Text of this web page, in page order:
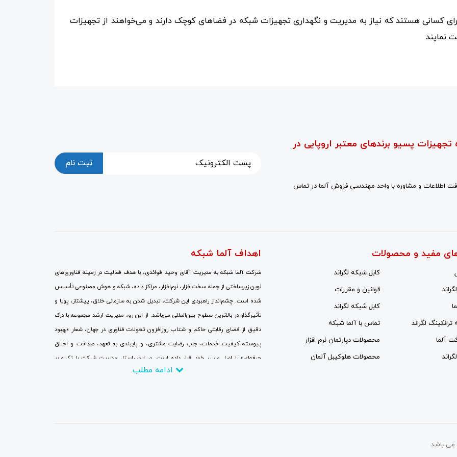
کسانی هستند که نیاز به مدیریت و نگهداری تجهیزات شبکه در فضاهای کوچک دارند و می‌خواهند از تجهیزات
نمایند.
تجهیزات پسیو برندهای معتبر اروپایی در
اطلاعات و مشاوره با واحد مهندسی فروش آلما در تماس
ثبت نام
مفید و محصولات
کابل شبکه لگراند
قوانین و مقررات
کابل شبکه لگراند
ترانکینگ لگراند
تماس با آلما شبکه
آلما
محصولات دپارتمان نرم افزار
محصولات هلوکیبل آلمان
اهداف آلما شبکه
شرکت آلما شبکه به مدیریت آقای وحید فوائدی، با هدف فعالیت در زمینه فناوری‌های
نوین زیرساختی از جمله سخت‌افزار، نرم‌افزار، مراکز داده، شبکه و هوش مصنوعی تأسیس
شده است. چشم‌انداز راهبردی این شرکت، تبدیل شدن به سازمانی خلاق، پیشتاز، پویا و
تأثیرگذار در بالاترین سطوح بین‌المللی می‌باشد. از این رو، مدیریت ارشد مجموعه با درک
دقیق از فضای رقابتی حاکم و شتاب روزافزون تحولات فناوری در جهان، شعار «بهبود
پیوسته کیفیت خدمات، جلب رضایت مشتری، و پایبندی به تعهد، صداقت و اخلاق
حرفه‌ای» را اصل مسیر خود قرار داده است. در این راستا، مدیریت شرکت با تکیه بر
نیروهای متخصص انسانی و سرمایه‌گذاری مالی گسترده، جایگزینی نگرش‌های نوین به
باشد.